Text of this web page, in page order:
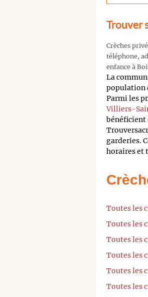
Trouver
Crèches
téléphone,
enfance à
La
population
Parmi les
Villiers-
bénéficient
garderies.
horaires et
Toutes les
Toutes les
Toutes les
Toutes les
Toutes les
Toutes les